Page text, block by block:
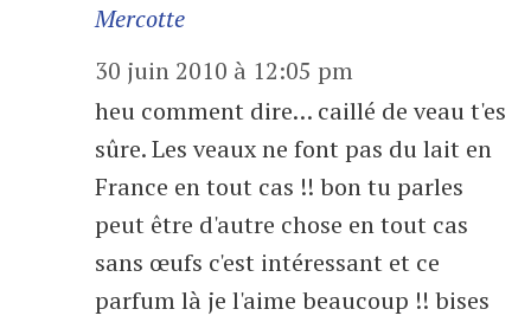
Mercotte
30 juin 2010 à 12:05 pm
heu comment dire… caillé de veau t'es
sûre. Les veaux ne font pas du lait en
France en tout cas !! bon tu parles
peut être d'autre chose en tout cas
sans œufs c'est intéressant et ce
parfum là je l'aime beaucoup !! bises